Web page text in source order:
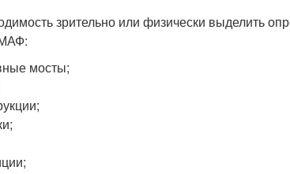
зрительно или физически выделить
мосты;